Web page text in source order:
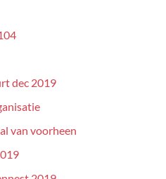
dec 2019
van voorheen